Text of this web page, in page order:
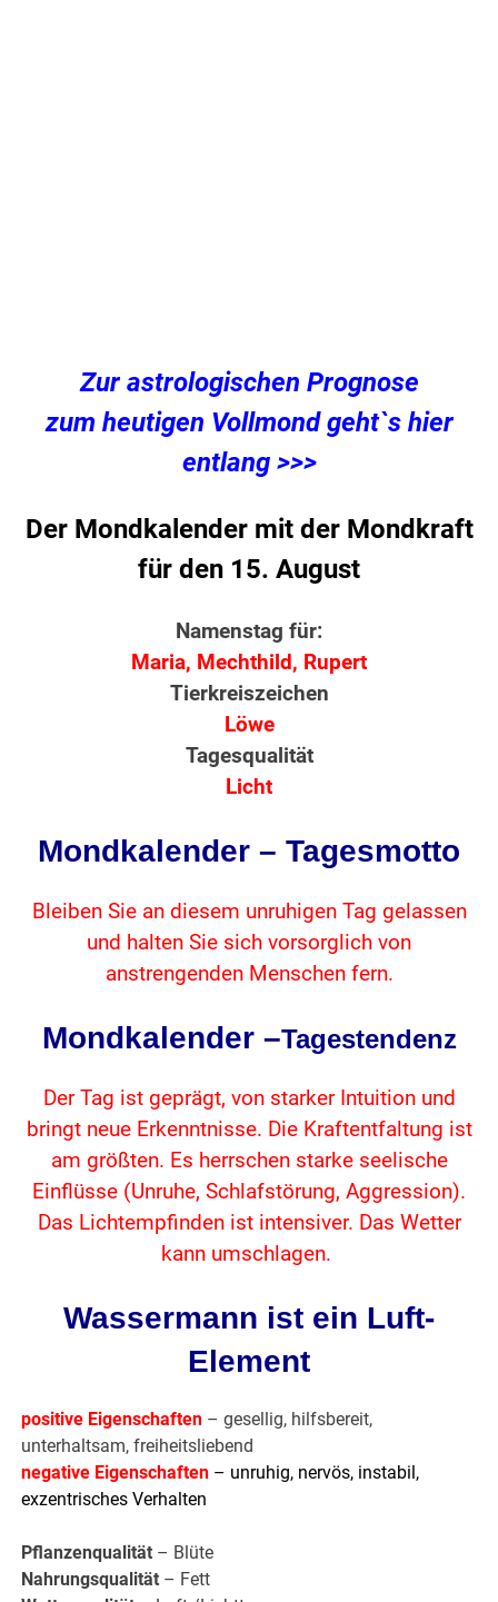
Zur astrologischen Prognose
zum heutigen Vollmond geht`s hier
entlang >>>
Der Mondkalender mit der Mondkraft
für den 15. August
Namenstag für:
Maria, Mechthild, Rupert
Tierkreiszeichen
Löwe
Tagesqualität
Licht
Mondkalender – Tagesmotto
Bleiben Sie an diesem unruhigen Tag gelassen
und halten Sie sich vorsorglich von
anstrengenden Menschen fern.
Mondkalender –Tagestendenz
Der Tag ist geprägt, von starker Intuition und
bringt neue Erkenntnisse. Die Kraftentfaltung ist
am größten. Es herrschen starke seelische
Einflüsse (Unruhe, Schlafstörung, Aggression).
Das Lichtempfinden ist intensiver. Das Wetter
kann umschlagen.
Wassermann ist ein Luft-
Element
positive Eigenschaften – gesellig, hilfsbereit,
unterhaltsam, freiheitsliebend
negative Eigenschaften – unruhig, nervös, instabil,
exzentrisches Verhalten
Pflanzenqualität – Blüte
Nahrungsqualität – Fett